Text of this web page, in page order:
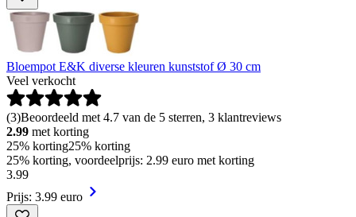
Bloempot E&K diverse kleuren kunststof Ø 30 cm
Veel verkocht
(3)Beoordeeld met 4.7 van de 5 sterren, 3 klantreviews
2.99 met korting
25% korting25% korting
25% korting, voordeelprijs: 2.99 euro met korting
3.99
Prijs: 3.99 euro